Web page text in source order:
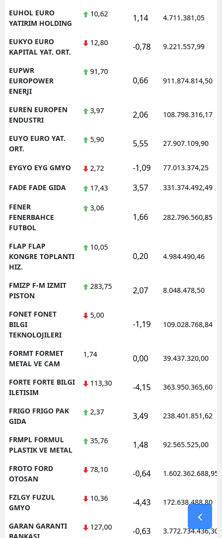
EUHOL EURO
YATIRIM HOLDING
10,62 1,14 4.711.381,05
EUKYO EURO
KAPITAL YAT. ORT.
12,80 -0,78 9.221.557,99
EUPWR
EUROPOWER
ENERJI
91,70
0,66 911.874.814,50
EUREN EUROPEN
ENDUSTRI
3,97 2,06 108.798.316,17
EUYO EURO YAT.
ORT.
5,90 5,55 27.907.109,90
EYGYO EYG GMYO 2,72 -1,09 77.013.374,25
FADE FADE GIDA 17,43 3,57 331.374.492,49
FENER
FENERBAHCE
FUTBOL
3,06
1,66 282.796.560,85
FLAP FLAP
KONGRE TOPLANTI
HIZ.
10,05
0,20 4.984.490,46
FMIZP F-M IZMIT
PISTON
283,75 2,07 8.048.478,50
FONET FONET
BILGI
TEKNOLOJILERI
5,00
-1,19 109.028.768,84
FORMT FORMET
METAL VE CAM
1,74 0,00 39.437.320,00
FORTE FORTE BILGI
ILETISIM
113,30 -4,15 363.950.365,60
FRIGO FRIGO PAK
GIDA
2,37 3,49 238.401.851,62
FRMPL FORMUL
PLASTIK VE METAL
35,76 1,48 92.565.525,00
FROTO FORD
OTOSAN
78,10 -0,64 1.602.362.688,95
FZLGY FUZUL
GMYO
10,36 -4,43 172.638.488,80
GARAN GARANTI
127,00 -0,63 3.772.734.436,30